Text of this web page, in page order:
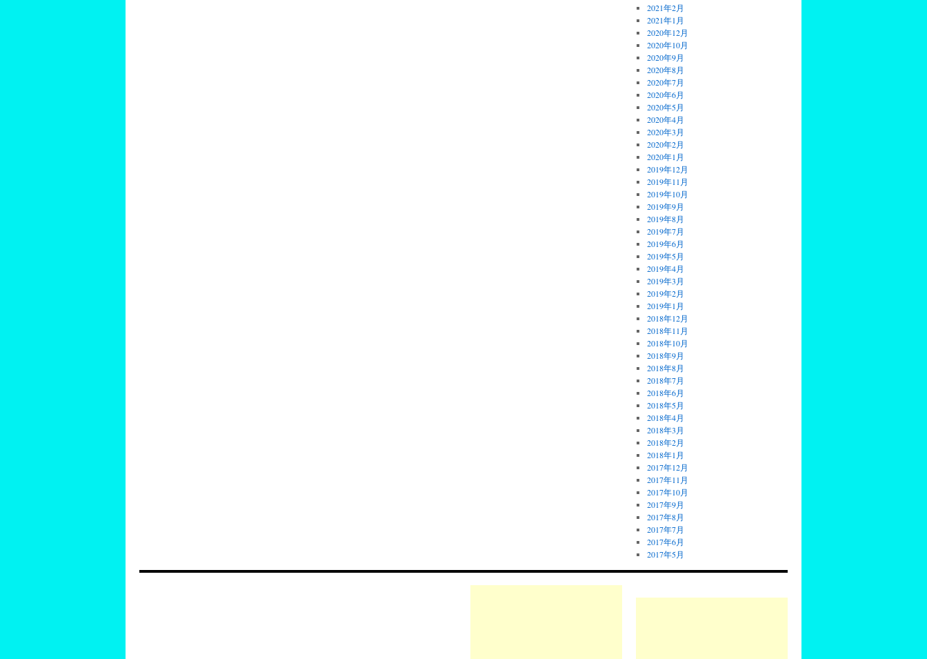
2021年2月
2021年1月
2020年12月
2020年10月
2020年9月
2020年8月
2020年7月
2020年6月
2020年5月
2020年4月
2020年3月
2020年2月
2020年1月
2019年12月
2019年11月
2019年10月
2019年9月
2019年8月
2019年7月
2019年6月
2019年5月
2019年4月
2019年3月
2019年2月
2019年1月
2018年12月
2018年11月
2018年10月
2018年9月
2018年8月
2018年7月
2018年6月
2018年5月
2018年4月
2018年3月
2018年2月
2018年1月
2017年12月
2017年11月
2017年10月
2017年9月
2017年8月
2017年7月
2017年6月
2017年5月